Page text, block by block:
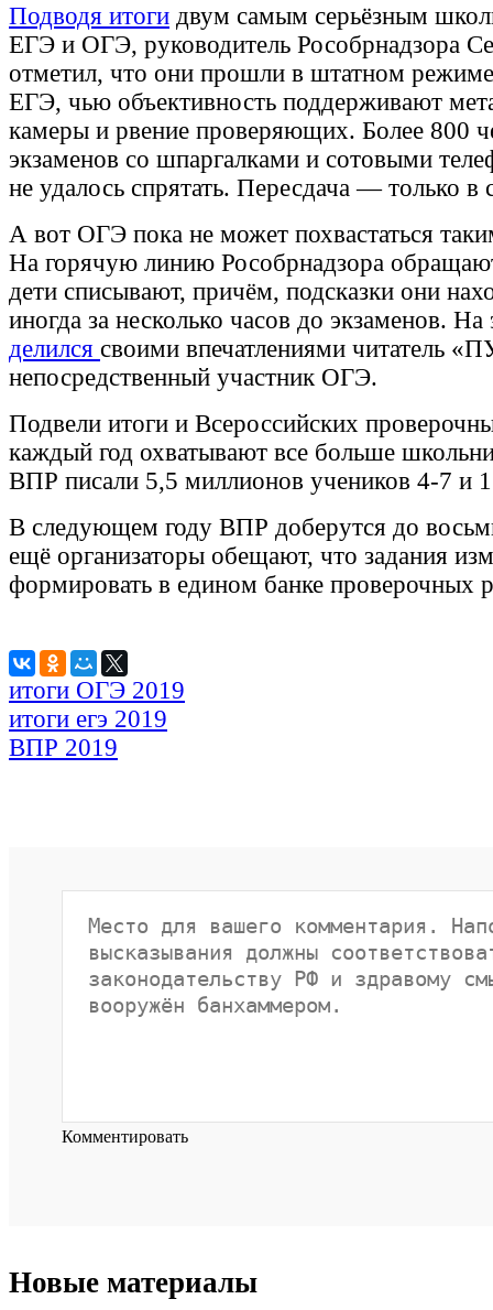
Подводя итоги двум самым серьёзным
ЕГЭ и ОГЭ, руководитель Рособрнадзора
отметил, что они прошли в штатном
ЕГЭ, чью объективность поддерживают
камеры и рвение проверяющих. Более 800
экзаменов со шпаргалками и сотовыми
не удалось спрятать. Пересдача — только
А вот ОГЭ пока не может похвастаться
На горячую линию Рособрнадзора
дети списывают, причём, подсказки они
иногда за несколько часов до экзаменов.
делился своими впечатлениями читатель
непосредственный участник ОГЭ.
Подвели итоги и Всероссийских
каждый год охватывают все больше
ВПР писали 5,5 миллионов учеников 4-7 и
В следующем году ВПР доберутся до
ещё организаторы обещают, что задания
формировать в едином банке проверочных
итоги ОГЭ 2019
итоги егэ 2019
ВПР 2019
Комментировать
Новые материалы